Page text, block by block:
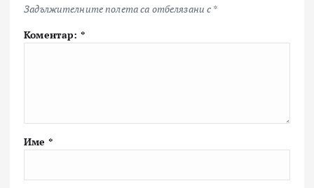
Задължителните полета са отбелязани с *
Коментар: *
Име *